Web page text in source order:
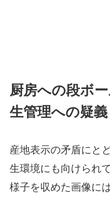
厨房への段ボ
生管理への疑義
産地表示の矛盾にと
生環境にも向けられ
様子を収めた画像に